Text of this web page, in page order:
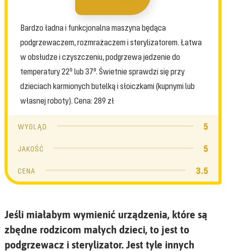
Bardzo ładna i funkcjonalna maszyna będąca
podgrzewaczem, rozmrażaczem i sterylizatorem. Łatwa
w obsłudze i czyszczeniu, podgrzewa jedzenie do
temperatury 22º lub 37º. Świetnie sprawdzi się przy
dzieciach karmionych butelką i słoiczkami (kupnymi lub
własnej roboty). Cena: 289 zł
WYGLĄD 5
JAKOŚĆ 5
CENA 3.5
Jeśli miałabym wymienić urządzenia, które są
zbędne rodzicom małych dzieci, to jest to
podgrzewacz i sterylizator. Jest tyle innych